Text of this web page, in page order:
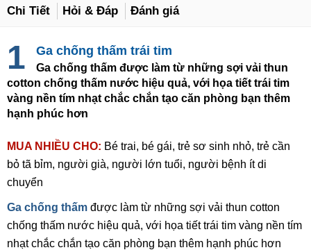
Chi Tiết Hỏi & Đáp Đánh giá
Ga chống thấm trái tim
Ga chống thấm được làm từ những sợi vải thun
cotton chống thấm nước hiệu quả, với họa tiết trái tim
vàng nền tím nhạt chắc chắn tạo căn phòng bạn thêm
hạnh phúc hơn
MUA NHIỀU CHO: Bé trai, bé gái, trẻ sơ sinh nhỏ, trẻ cần
bỏ tã bỉm, người già, người lớn tuổi, người bệnh ít di
chuyển
Ga chống thấm được làm từ những sợi vải thun cotton
chống thấm nước hiệu quả, với họa tiết trái tim vàng nền tím
nhạt chắc chắn tạo căn phòng bạn thêm hạnh phúc hơn